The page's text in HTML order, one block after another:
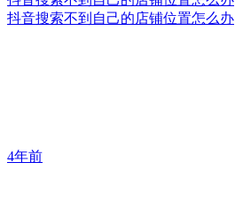
抖音搜索不到自己的店铺位置怎么办
4年前